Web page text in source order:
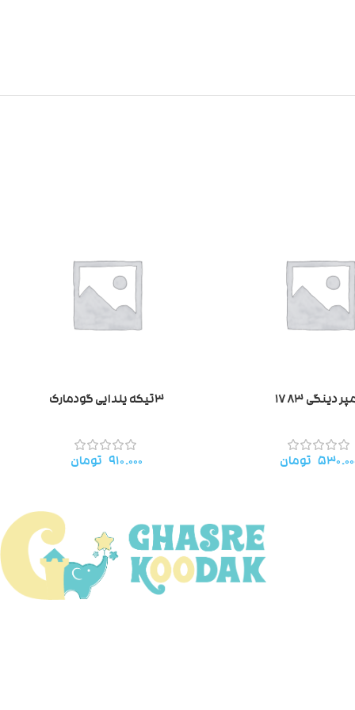
دینگی ۱۷۸۳
تومان
۳تیکه یلدایی گودمارک
۹۱۰.۰۰۰ تومان